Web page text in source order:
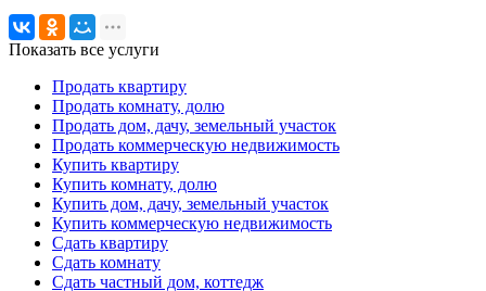
Показать все услуги
Продать квартиру
Продать комнату, долю
Продать дом, дачу, земельный участок
Продать коммерческую недвижимость
Купить квартиру
Купить комнату, долю
Купить дом, дачу, земельный участок
Купить коммерческую недвижимость
Сдать квартиру
Сдать комнату
Сдать частный дом, коттедж